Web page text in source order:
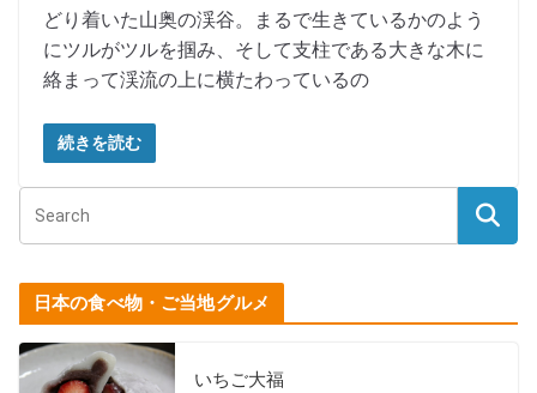
どり着いた山奥の渓谷。まるで生きているかのよう
にツルがツルを掴み、そして支柱である大きな木に
絡まって渓流の上に横たわっているの
続きを読む
日本の食べ物・ご当地グルメ
いちご大福